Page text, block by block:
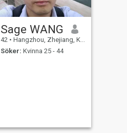
Sage WANG
42 • Hangzhou, Zhejiang, Kina
Söker: Kvinna 25 - 44